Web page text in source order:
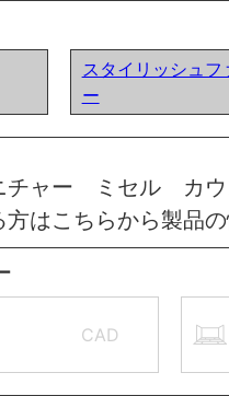
スタイリッシュフ
ー
チャー ミセル カ
はこちらから製品
CAD